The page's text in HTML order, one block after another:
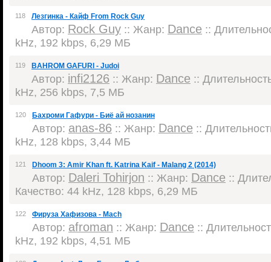
118 Лезгинка - Кайф From Rock Guy
Автор: Rock Guy :: Жанр: Dance ::
kHz, 192 kbps, 6,29 МБ
119 BAHROM GAFURI - Judoi
Автор: infi2126 :: Жанр: Dance ::
kHz, 256 kbps, 7,5 МБ
120 Бахроми Гафури - Биё ай нозанин
Автор: anas-86 :: Жанр: Dance ::
kHz, 128 kbps, 3,44 МБ
121 Dhoom 3: Amir Khan ft. Katrina Kaif - Malang 2 (2014)
Автор: Daleri Tohirjon :: Жанр: Dance ::
Качество: 44 kHz, 128 kbps, 6,29 МБ
122 Фируза Хафизова - Mach
Автор: afroman :: Жанр: Dance ::
kHz, 192 kbps, 4,51 МБ